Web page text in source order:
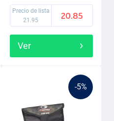
Precio de lista
21.95
20.85
Ver
-5%